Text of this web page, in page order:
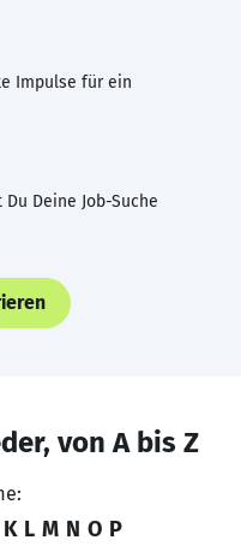
Impulse für ein
Deine Job-Suche
von A bis Z
K L M N O P